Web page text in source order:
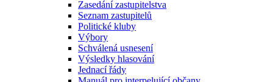
Zasedání zastupitelstva
Seznam zastupitelů
Politické kluby
Výbory
Schválená usnesení
Výsledky hlasování
Jednací řády